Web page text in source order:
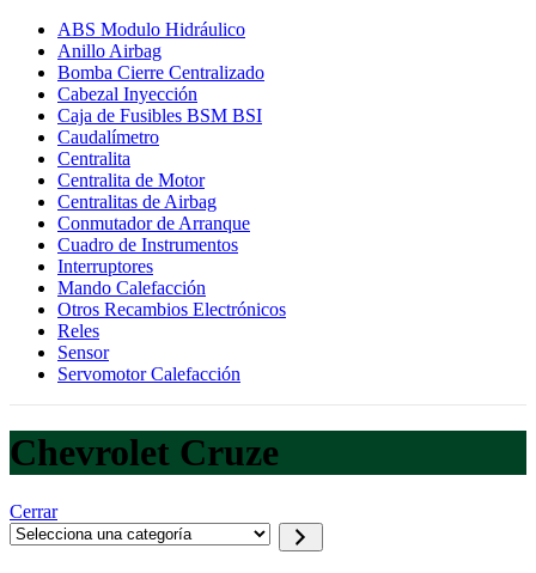
ABS Modulo Hidráulico
Anillo Airbag
Bomba Cierre Centralizado
Cabezal Inyección
Caja de Fusibles BSM BSI
Caudalímetro
Centralita
Centralita de Motor
Centralitas de Airbag
Conmutador de Arranque
Cuadro de Instrumentos
Interruptores
Mando Calefacción
Otros Recambios Electrónicos
Reles
Sensor
Servomotor Calefacción
Chevrolet Cruze
Cerrar
Selecciona